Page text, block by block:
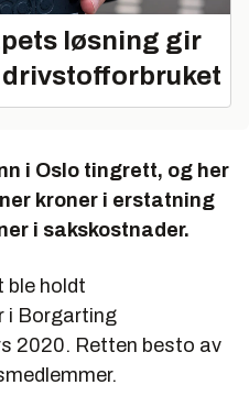
løsning gir
i Oslo tingrett, og her
kroner i erstatning
i sakskostnader.
ble holdt
i Borgarting
2020. Retten besto av